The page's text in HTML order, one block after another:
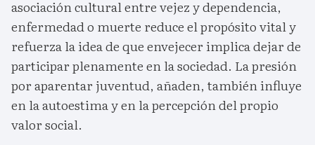
asociación cultural entre vejez y dependencia,
enfermedad o muerte reduce el propósito vital y
refuerza la idea de que envejecer implica dejar de
participar plenamente en la sociedad. La presión
por aparentar juventud, añaden, también influye
en la autoestima y en la percepción del propio
valor social.